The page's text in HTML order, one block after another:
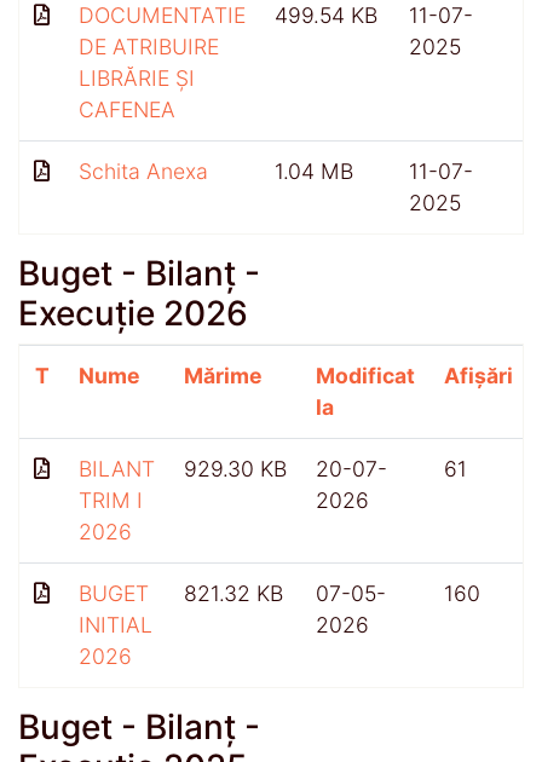
DOCUMENTATIE
DE ATRIBUIRE
LIBRĂRIE ȘI
CAFENEA
499.54 KB
11-07-
2025
Schita Anexa 1.04 MB
11-07-
2025
Buget - Bilanț -
Execuție 2026
T Nume Mărime
Modificat
la
Afișări
BILANT
TRIM I
2026
929.30 KB
20-07-
2026
61
BUGET
INITIAL
2026
821.32 KB
07-05-
2026
160
Buget - Bilanț -